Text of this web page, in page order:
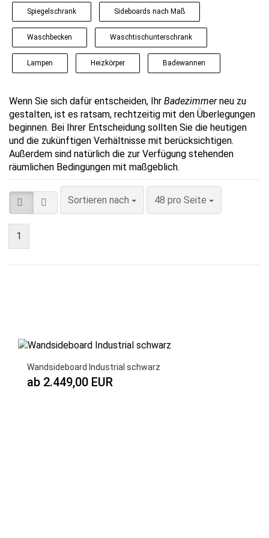
Spiegelschrank Sideboards nach Maß
Waschbecken Waschtischunterschrank
Lampen Heizkörper Badewannen
Wenn Sie sich dafür entscheiden, Ihr Badezimmerneu zu
gestalten, ist es ratsam, rechtzeitig mit den Überlegungen
beginnen. Bei Ihrer Entscheidung sollten Sie die heutigen
und die zukünftigen Verhältnisse mit berücksichtigen.
Außerdem sind natürlich die zur Verfügung stehenden
räumlichen Bedingungen mit maßgeblich.
Sortieren nach
Sortieren nach 48 pro Seite
pro Seite
1
Wandsideboard Industrial schwarz
ab 2.449,00 EUR